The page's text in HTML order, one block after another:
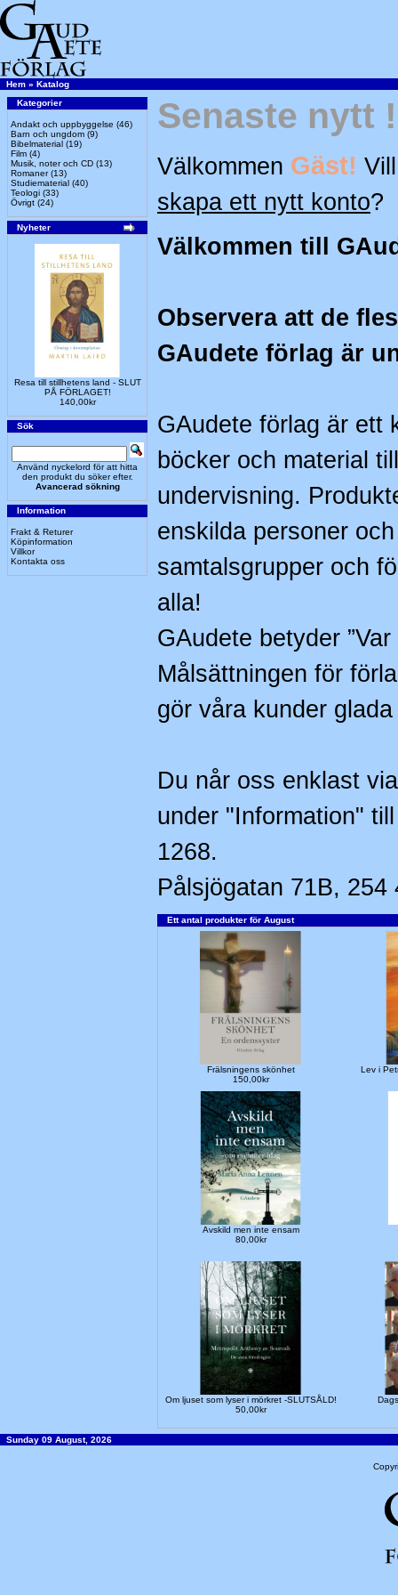
Hem » Katalog
Kategorier
Andakt och uppbyggelse (46)
Barn och ungdom (9)
Bibelmaterial (19)
Film (4)
Musik, noter och CD (13)
Romaner(13)
Studiematerial (40)
Teologi (33)
Övrigt (24)
Nyheter
Resa till stillhetens land - SLUT
PÅ FÖRLAGET!
140,00kr
Sök
Använd nyckelord för att hitta
den produkt du söker efter.
Avancerad sökning
Information
Frakt & Returer
Köpinformation
Villkor
Kontakta oss
Senaste nytt !
Välkommen Gäst!
skapa ett nytt konto?
Välkommen till
Observera att de
GAudete förlag är
GAudete förlag är ett
böcker och material
undervisning.
enskilda personer
samtalsgrupper och
alla!
GAudete betyder ”Var
Målsättningen för
gör våra kunder
Du når oss enklast
under "Information"
1268.
Pålsjögatan 71B, 254
Ett antal produkter för August
Frälsningens skönhet
150,00kr
Lev i
Avskild men inte ensam
80,00kr
Om ljuset som lyser i mörkret -SLUTSÅLD!
50,00kr
Sunday 09 August, 2026